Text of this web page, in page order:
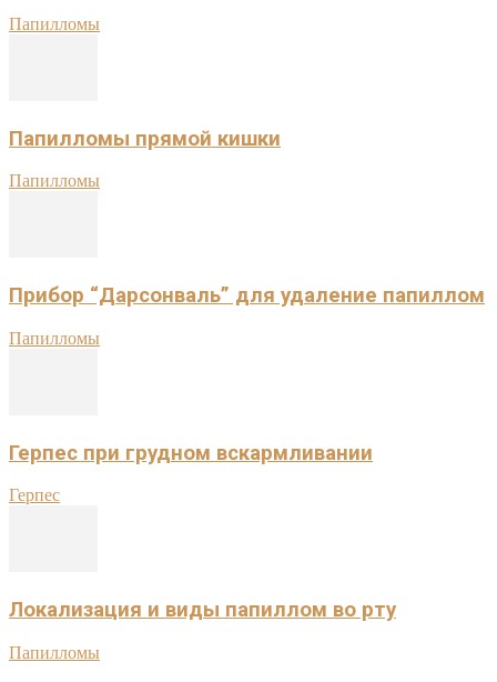
Папилломы
Папилломы прямой кишки
Папилломы
Прибор “Дарсонваль” для удаление папиллом
Папилломы
Герпес при грудном вскармливании
Герпес
Локализация и виды папиллом во рту
Папилломы